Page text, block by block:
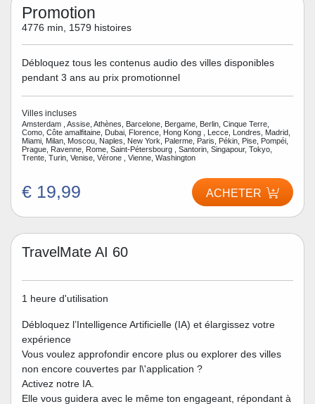
Promotion
4776 min, 1579 histoires
Débloquez tous les contenus audio des villes disponibles
pendant 3 ans au prix promotionnel
Villes incluses
Amsterdam , Assise, Athènes, Barcelone, Bergame, Berlin, Cinque Terre,
Como, Côte amalfitaine, Dubai, Florence, Hong Kong , Lecce, Londres, Madrid,
Miami, Milan, Moscou, Naples, New York, Palerme, Paris, Pékin, Pise, Pompéi,
Prague, Ravenne, Rome, Saint-Pétersbourg , Santorin, Singapour, Tokyo,
Trente, Turin, Venise, Vérone , Vienne, Washington
€ 19,99 ACHETER
TravelMate AI 60
1 heure d'utilisation
Débloquez l’Intelligence Artificielle (IA) et élargissez votre
expérience
Vous voulez approfondir encore plus ou explorer des villes
non encore couvertes par l\'application ?
Activez notre IA.
Elle vous guidera avec le même ton engageant, répondant à